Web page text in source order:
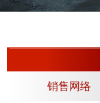
销售网络